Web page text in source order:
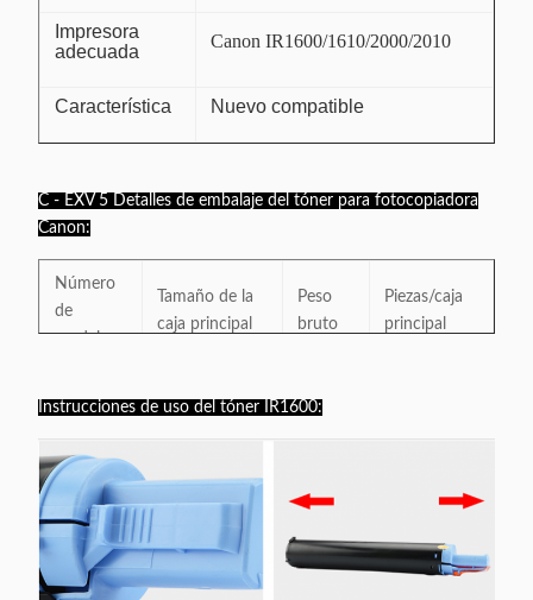
Impresora
adecuada
Canon IR1600/1610/2000/2010
Característica Nuevo compatible
C - EXV 5 Detalles de embalaje del tóner para fotocopiadora
Canon:
Número
de
modelo
Tamaño de la
caja principal
Peso
bruto
Piezas/caja
principal
Instrucciones de uso del tóner IR1600: